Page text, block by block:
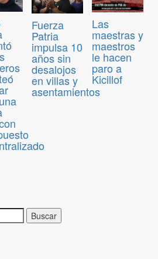
Fuerza
Patria
impulsa 10
años sin
desalojos
en villas y
asentamientos
Las
maestras y
maestros
le hacen
paro a
Kicillof